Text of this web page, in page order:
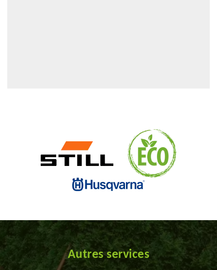
Autres services